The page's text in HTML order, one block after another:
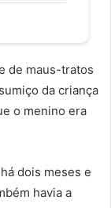
de maus-tratos
da criança
o menino era
dois meses e
havia a